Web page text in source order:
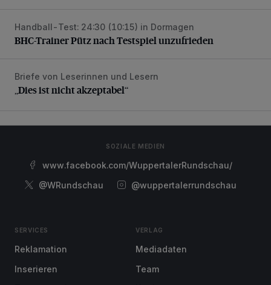
BHC-Trainer Pütz nach Testspiel unzufrieden
Handball-Test: 24:30 (10:15) in Dormagen
BHC-Trainer Pütz nach Testspiel unzufrieden
„Dies ist nicht akzeptabel“
Briefe von Leserinnen und Lesern
„Dies ist nicht akzeptabel“
SOZIALE MEDIEN
www.facebook.com/WuppertalerRundschau/
@WRundschau
@wuppertalerrundschau
SERVICES
Reklamation
Inserieren
VERLAG
Mediadaten
Team